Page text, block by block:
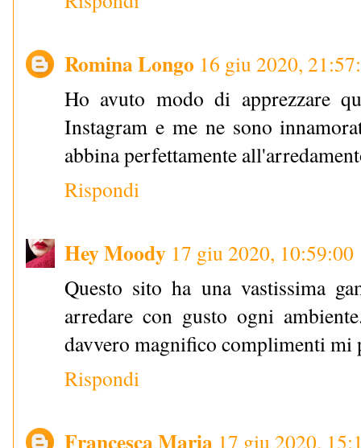
Romina Longo 16 giu 2020,
Ho avuto modo di apprezzare
Instagram e me ne sono
abbina perfettamente
Rispondi
Hey Moody 17 giu 2020, 10:59:00
Questo sito ha una vastissima
arredare con gusto ogni
davvero magnifico complimenti mi
Rispondi
Francesca Maria 17 giu 2020,